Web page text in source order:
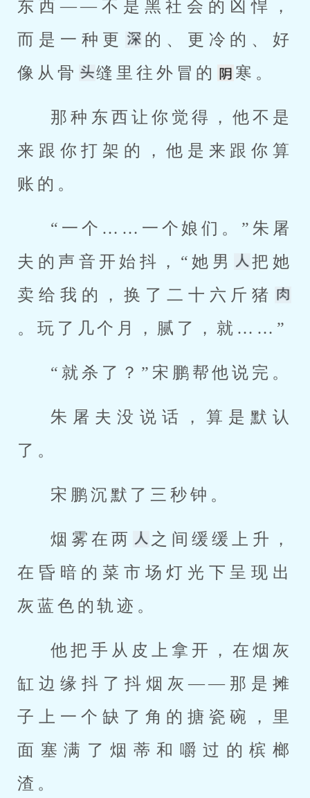
东西——不是黑社会的凶悍，
而是一种更
的、更冷的、好
像从骨
缝里往外冒的 寒。
那种东西让你觉得，他不是
来跟你打架的，他是来跟你算
账的。
“一个……一个娘们。”朱屠
夫的声音开始抖，“她男
把她
卖给我的，换了二十六斤猪
。玩了几个月，腻了，就……”
“就杀了？”宋鹏帮他说完。
朱屠夫没说话，算是默认
了。
宋鹏沉默了三秒钟。
烟雾在两
之间缓缓上升，
在昏暗的菜市场灯光下呈现出
灰蓝色的轨迹。
他把手从皮上拿开，在烟灰
缸边缘抖了抖烟灰——那是摊
子上一个缺了角的搪瓷碗，里
面塞满了烟蒂和嚼过的槟榔
渣。